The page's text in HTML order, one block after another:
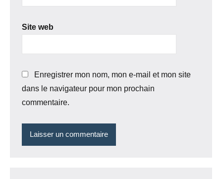
Site web
Enregistrer mon nom, mon e-mail et mon site
dans le navigateur pour mon prochain
commentaire.